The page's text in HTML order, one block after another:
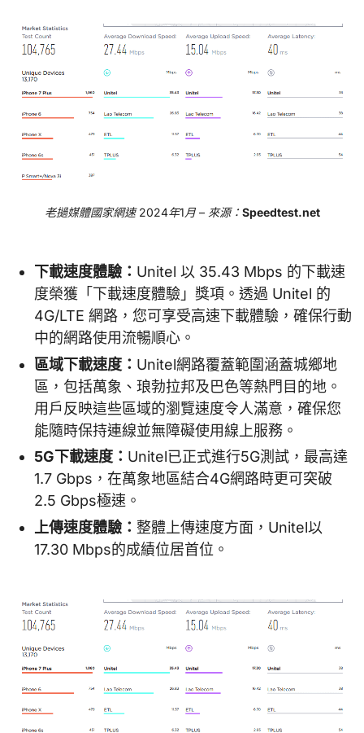
老撾媒體國家網速 2024年1月 – 來源：Speedtest.net
下載速度體驗： Unitel 以 35.43 Mbps 的下載速
度榮獲「下載速度體驗」獎項。透過 Unitel 的
4G/LTE 網路，您可享受高速下載體驗，確保行動
中的網路使用流暢順心。
區域下載速度： Unitel網路覆蓋範圍涵蓋城鄉地
區，包括萬象、琅勃拉邦及巴色等熱門目的地。
用戶反映這些區域的瀏覽速度令人滿意，確保您
能隨時保持連線並無障礙使用線上服務。
5G下載速度： Unitel已正式進行5G測試，最高達
1.7 Gbps，在萬象地區結合4G網路時更可突破
2.5 Gbps極速。
上傳速度體驗： 整體上傳速度方面，Unitel以
17.30 Mbps的成績位居首位。